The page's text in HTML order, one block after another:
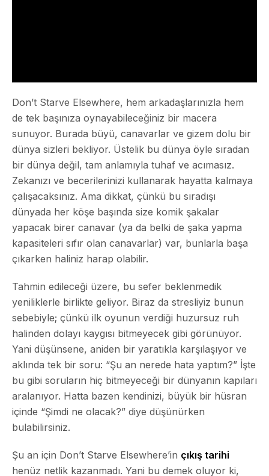
Don’t Starve Elsewhere, hem arkadaşlarınızla hem
de tek başınıza oynayabileceğiniz bir macera
sunuyor. Burada büyü, canavarlar ve gizem dolu bir
dünya sizleri bekliyor. Üstelik bu dünya öyle sıradan
bir dünya değil, tam anlamıyla tuhaf ve acımasız.
Zekanızı ve becerilerinizi kullanarak hayatta kalmaya
çalışacaksınız. Ama dikkat, çünkü bu sıradışı
dünyada her köşe başında size komik şakalar
yapacak birer canavar (ya da belki de şaka yapma
kapasiteleri sıfır olan canavarlar) var, bunlarla başa
çıkarken haliniz harap olabilir.
Tahmin edileceği üzere, bu sefer beklenmedik
yeniliklerle birlikte geliyor. Biraz da stresliyiz bunun
sebebiyle; çünkü ilk oyunun verdiği huzursuz ruh
halinden dolayı kaygısı bitmeyecek gibi görünüyor.
Yani düşünsene, aniden bir yaratıkla karşılaşıyor ve
aklında tek bir soru: “Şu an nerede hata yaptım?” İşte
bu gibi soruların hiç bitmeyeceği bir dünyanın kapıları
aralanıyor. Hatta bazen kendinizi, büyük bir hüsran
içinde “Şimdi ne olacak?” diye düşünürken
bulabilirsiniz.
Şu an için Don’t Starve Elsewhere’in çıkış tarihi
henüz netlik kazanmadı. Yani bu demek oluyor ki,